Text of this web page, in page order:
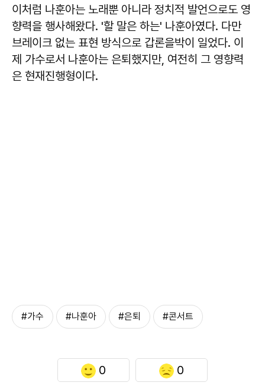
이처럼 나훈아는 노래뿐 아니라 정치적 발언으로도 영
향력을 행사해왔다. '할 말은 하는' 나훈아였다. 다만
브레이크 없는 표현 방식으로 갑론을박이 일었다. 이
제 가수로서 나훈아는 은퇴했지만, 여전히 그 영향력
은 현재진행형이다.
#가수 #나훈아 #은퇴 #콘서트
0 0